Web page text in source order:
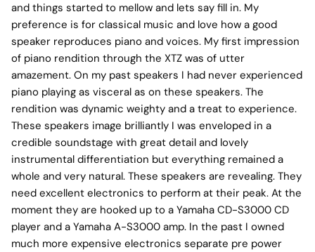
and things started to mellow and lets say fill in. My
preference is for classical music and love how a good
speaker reproduces piano and voices. My first impression
of piano rendition through the XTZ was of utter
amazement. On my past speakers I had never experienced
piano playing as visceral as on these speakers. The
rendition was dynamic weighty and a treat to experience.
These speakers image brilliantly I was enveloped in a
credible soundstage with great detail and lovely
instrumental differentiation but everything remained a
whole and very natural. These speakers are revealing. They
need excellent electronics to perform at their peak. At the
moment they are hooked up to a Yamaha CD-S3000 CD
player and a Yamaha A-S3000 amp. In the past I owned
much more expensive electronics separate pre power